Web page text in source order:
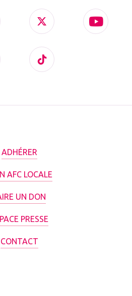
ADHÉRER
AFC LOCALE
UN DON
PRESSE
CONTACT